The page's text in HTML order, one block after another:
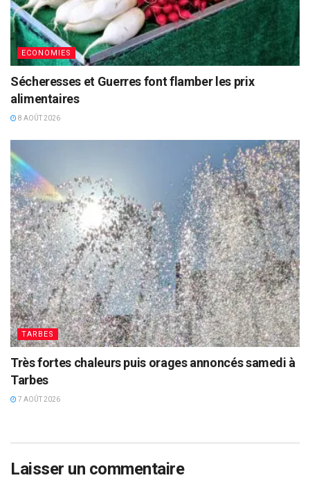
ECONOMIES
Sécheresses et Guerres font flamber les prix
alimentaires
8 AOÛT 2026
TARBES
Très fortes chaleurs puis orages annoncés samedi à
Tarbes
7 AOÛT 2026
Laisser un commentaire